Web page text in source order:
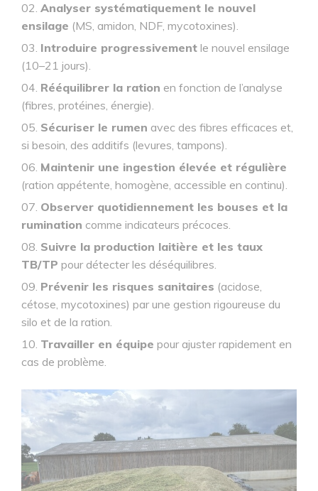
Analyser systématiquement le nouvel
ensilage (MS, amidon, NDF, mycotoxines).
Introduire progressivement le nouvel ensilage
(10–21 jours).
Rééquilibrer la ration en fonction de l’analyse
(fibres, protéines, énergie).
Sécuriser le rumen avec des fibres efficaces et,
si besoin, des additifs (levures, tampons).
Maintenir une ingestion élevée et régulière
(ration appétente, homogène, accessible en continu).
Observer quotidiennement les bouses et la
rumination comme indicateurs précoces.
Suivre la production laitière et les taux
TB/TP pour détecter les déséquilibres.
Prévenir les risques sanitaires (acidose,
cétose, mycotoxines) par une gestion rigoureuse du
silo et de la ration.
Travailler en équipe pour ajuster rapidement en
cas de problème.